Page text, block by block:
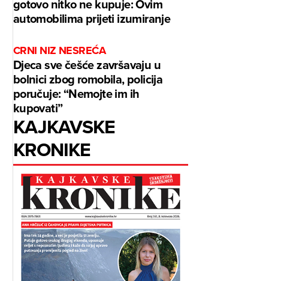
gotovo nitko ne kupuje: Ovim
automobilima prijeti izumiranje
CRNI NIZ NESREĆA
Djeca sve češće završavaju u
bolnici zbog romobila, policija
poručuje: “Nemojte im ih
kupovati”
KAJKAVSKE
KRONIKE